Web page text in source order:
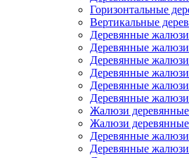
Горизонтальные
Вертикальные
Деревянные
Деревянные
Деревянные
Деревянные
Деревянные жалюзи
Деревянные
Жалюзи
Жалюзи
Деревянные
Деревянные